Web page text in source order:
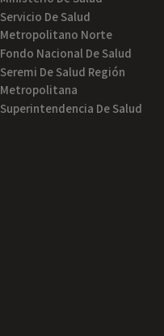
Servicio De Salud
Metropolitano Norte
Fondo Nacional De Salud
Seremi De Salud Región
Metropolitana
Superintendencia De Salud